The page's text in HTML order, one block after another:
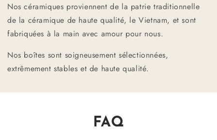
Nos céramiques proviennent de la patrie traditionnelle
de la céramique de haute qualité, le Vietnam, et sont
fabriquées à la main avec amour pour nous.
Nos boîtes sont soigneusement sélectionnées,
extrêmement stables et de haute qualité.
FAQ